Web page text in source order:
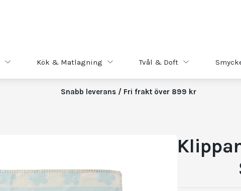
Kök & Matlagning Tvål & Doft
Snabb leverans / Fri frakt över 899 kr